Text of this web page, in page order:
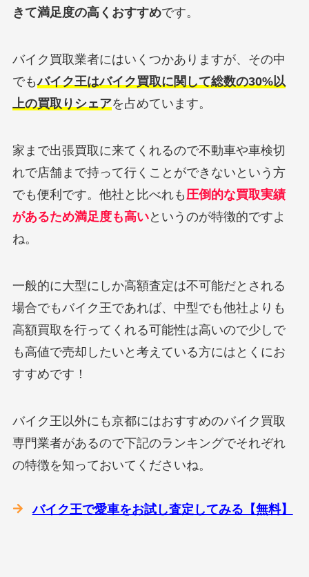
きて満足度の高くおすすめです。
バイク買取業者にはいくつかありますが、その中
でもバイク王はバイク買取に関して総数の30%以
上の買取りシェアを占めています。
家まで出張買取に来てくれるので不動車や車検切
れで店舗まで持って行くことができないという方
でも便利です。他社と比べれも 圧倒的な買取実績
があるため満足度も高いというのが特徴的ですよ
ね。
一般的に大型にしか高額査定は不可能だとされる
場合でもバイク王であれば、中型でも他社よりも
高額買取を行ってくれる可能性は高いので少しで
も高値で売却したいと考えている方にはとくにお
すすめです！
バイク王以外にも京都にはおすすめのバイク買取
専門業者があるので下記のランキングでそれぞれ
の特徴を知っておいてくださいね。
バイク王で愛車をお試し査定してみる【無料】